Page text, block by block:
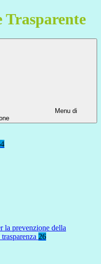
Menu di
la prevenzione della
26